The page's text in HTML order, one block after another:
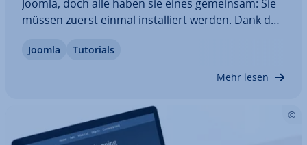
Joomla, doch alle haben sie eines gemeinsam: Sie
müssen zuerst einmal in­stal­liert werden. Dank des
dings mit nur wenigen Klicks erledigt. Außerdem
Joomla Tutorials
Mehr lesen